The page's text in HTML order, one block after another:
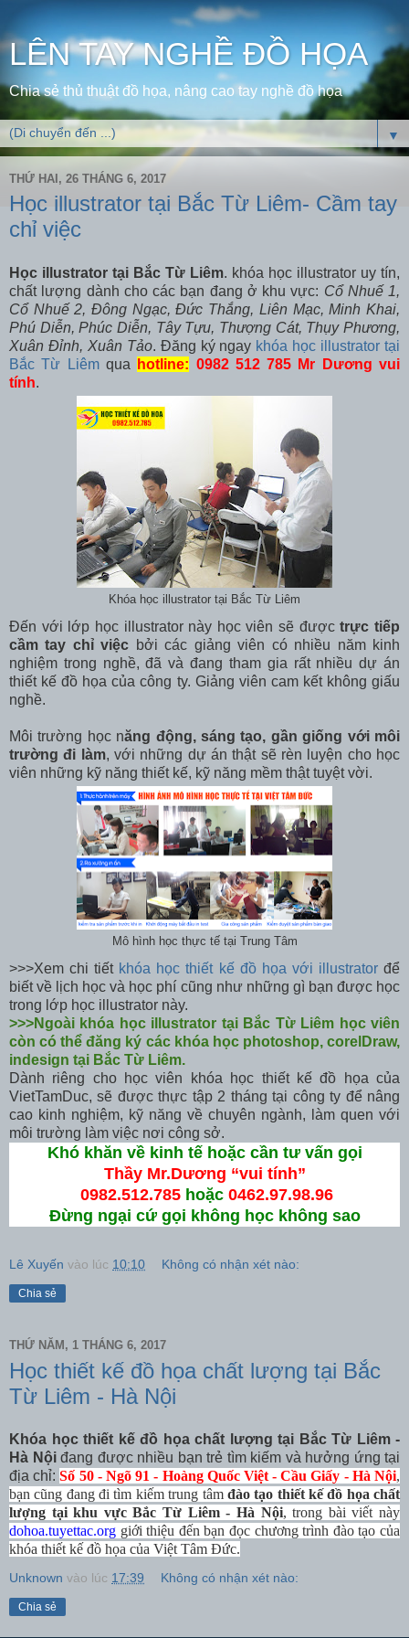
LÊN TAY NGHỀ ĐỒ HỌA
Chia sẻ thủ thuật đồ họa, nâng cao tay nghề đồ họa
▼
THỨ HAI, 26 THÁNG 6, 2017
Học illustrator tại Bắc Từ Liêm- Cầm tay
chỉ việc
Học illustrator tại Bắc Từ Liêm. khóa học illustrator uy tín,
chất lượng dành cho các bạn đang ở khu vực: Cổ Nhuế 1,
Cổ Nhuế 2, Đông Ngạc, Đức Thắng, Liên Mạc, Minh Khai,
Phú Diễn, Phúc Diễn, Tây Tựu, Thượng Cát, Thụy Phương,
Xuân Đỉnh, Xuân Tảo. Đăng ký ngay khóa học illustrator tại
Bắc Từ Liêm qua hotline: 0982 512 785 Mr Dương vui
tính.
Khóa học illustrator tại Bắc Từ Liêm
Đến với lớp học illustrator này học viên sẽ đượctrực tiếp
cầm tay chỉ việc bởi các giảng viên có nhiều năm kinh
nghiệm trong nghề, đã và đang tham gia rất nhiều dự án
thiết kế đồ họa của công ty. Giảng viên cam kết không giấu
nghề.
Môi trường học năng động, sáng tạo, gần giống với môi
trường đi làm, với những dự án thật sẽ rèn luyện cho học
viên những kỹ năng thiết kế, kỹ năng mềm thật tuyệt vời.
Mô hình học thực tế tại Trung Tâm
>>>Xem chi tiết khóa học thiết kế đồ họa với illustratorđể
biết về lịch học và học phí cũng như những gì bạn được học
trong lớp học illustrator này.
>>>Ngoài khóa học illustrator tại Bắc Từ Liêm học viên
còn có thể đăng ký các khóa học photoshop, corelDraw,
indesign tại Bắc Từ Liêm.
Dành riêng cho học viên khóa học thiết kế đồ họa của
VietTamDuc, sẽ được thực tập 2 tháng tại công ty để nâng
cao kinh nghiệm, kỹ năng về chuyên ngành, làm quen với
môi trường làm việc nơi công sở.
Khó khăn về kinh tế hoặc cần tư vấn gọi
Thầy Mr.Dương “vui tính”
0982.512.785 hoặc 0462.97.98.96
Đừng ngại cứ gọi không học không sao
Lê Xuyến vào lúc 10:10 Không có nhận xét nào:
Chia sẻ
THỨ NĂM, 1 THÁNG 6, 2017
Học thiết kế đồ họa chất lượng tại Bắc
Từ Liêm - Hà Nội
Khóa học thiết kế đồ họa chất lượng tại Bắc Từ Liêm -
Hà Nộiđang được nhiều bạn trẻ tìm kiếm và hưởng ứng tại
địa chỉ:Số 50 - Ngõ 91 - Hoàng Quốc Việt - Cầu Giấy - Hà Nội,
bạn cũng đang đi tìm kiếm trung tâm đào tạo thiết kế đồ họa chất
lượng tại khu vực Bắc Từ Liêm - Hà Nội, trong bài viết này
dohoa.tuyettac.org giới thiệu đến bạn đọc chương trình đào tạo của
khóa thiết kế đồ họa của Việt Tâm Đức.
Unknown vào lúc 17:39 Không có nhận xét nào:
Chia sẻ